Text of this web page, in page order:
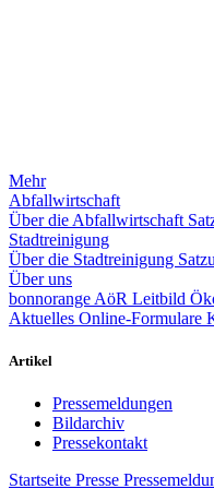
Mehr
Abfallwirtschaft
Über die Abfallwirtschaft
Stadtreinigung
Über die Stadtreinigung
Über uns
bonnorange AöR Leitbild
Aktuelles Online-Formulare
Artikel
Pressemeldungen
Bildarchiv
Pressekontakt
Startseite Presse